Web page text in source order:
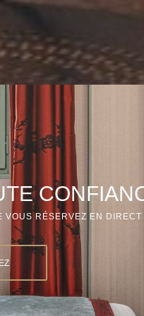
VOUS RÉSERVEZ EN DIRECT